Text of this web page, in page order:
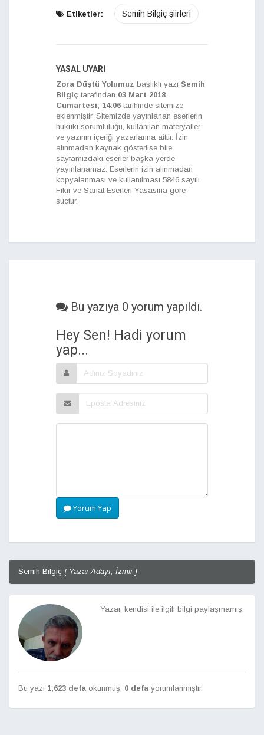
Etiketler: Semih Bilgiç şiirleri
YASAL UYARI
Zora Düştü Yolumuz başlıklı yazı Semih
Bilgiç tarafından 03 Mart 2018
Cumartesi, 14:06 tarihinde sitemize
eklenmiştir. Sitemizde yayınlanan eserlerin
hukuki sorumluluğu, kullanılan materyaller
ve yazının içeriği yazarlarına aittir. İzin
alınmadan kaynak gösterilse bile
sayfamızdaki eserler başka yerde
yayınlanamaz. Eserlerin izin alınmadan
kopyalanması ve kullanılması 5846 sayılı
Fikir ve Sanat Eserleri Yasasına göre
suçtur.
Bu yazıya 0 yorum yapıldı.
Hey Sen! Hadi yorum
yap...
Yorum Yap
Semih Bilgiç { Yazar Adayı, İzmir }
Yazar, kendisi ile ilgili bilgi paylaşmamış.
Bu yazı 1,623 defa okunmuş, 0 defa yorumlanmıştır.